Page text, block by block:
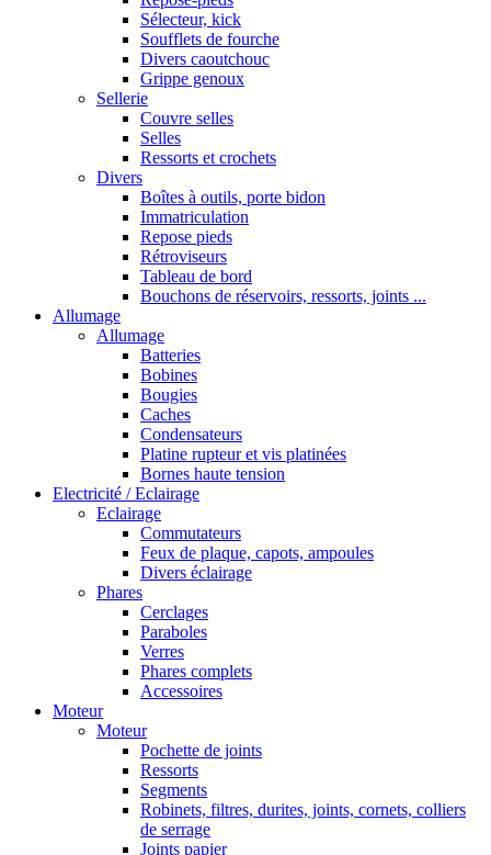
Sélecteur, kick
Soufflets de fourche
Divers caoutchouc
Grippe genoux
Sellerie
Couvre selles
Selles
Ressorts et crochets
Divers
Boîtes à outils, porte bidon
Immatriculation
Repose pieds
Rétroviseurs
Tableau de bord
Bouchons de réservoirs, ressorts, joints ...
Allumage
Allumage
Batteries
Bobines
Bougies
Caches
Condensateurs
Platine rupteur et vis platinées
Bornes haute tension
Electricité / Eclairage
Eclairage
Commutateurs
Feux de plaque, capots, ampoules
Divers éclairage
Phares
Cerclages
Paraboles
Verres
Phares complets
Accessoires
Moteur
Moteur
Pochette de joints
Ressorts
Segments
Robinets, filtres, durites, joints, cornets, colliers
de serrage
Joints papier